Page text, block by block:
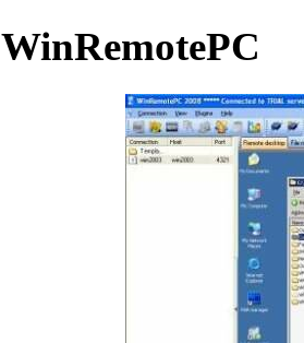
WinRemotePC